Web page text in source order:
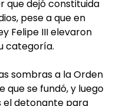
que dejó constituida
pese a que en
Felipe III elevaron
categoría.
sombras a la Orden
que se fundó, y luego
el detonante para